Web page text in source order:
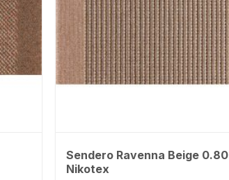
Sendero Ravenna Beige 0.80
Nikotex